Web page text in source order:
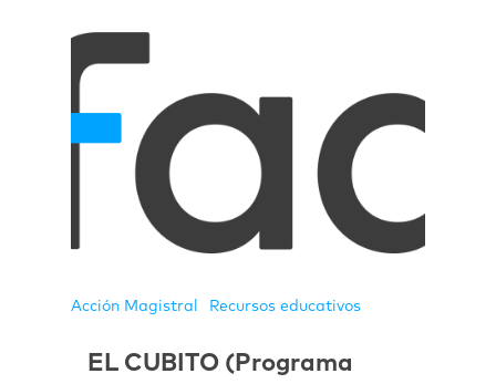
Acción Magistral Recursos educativos
EL CUBITO (Programa